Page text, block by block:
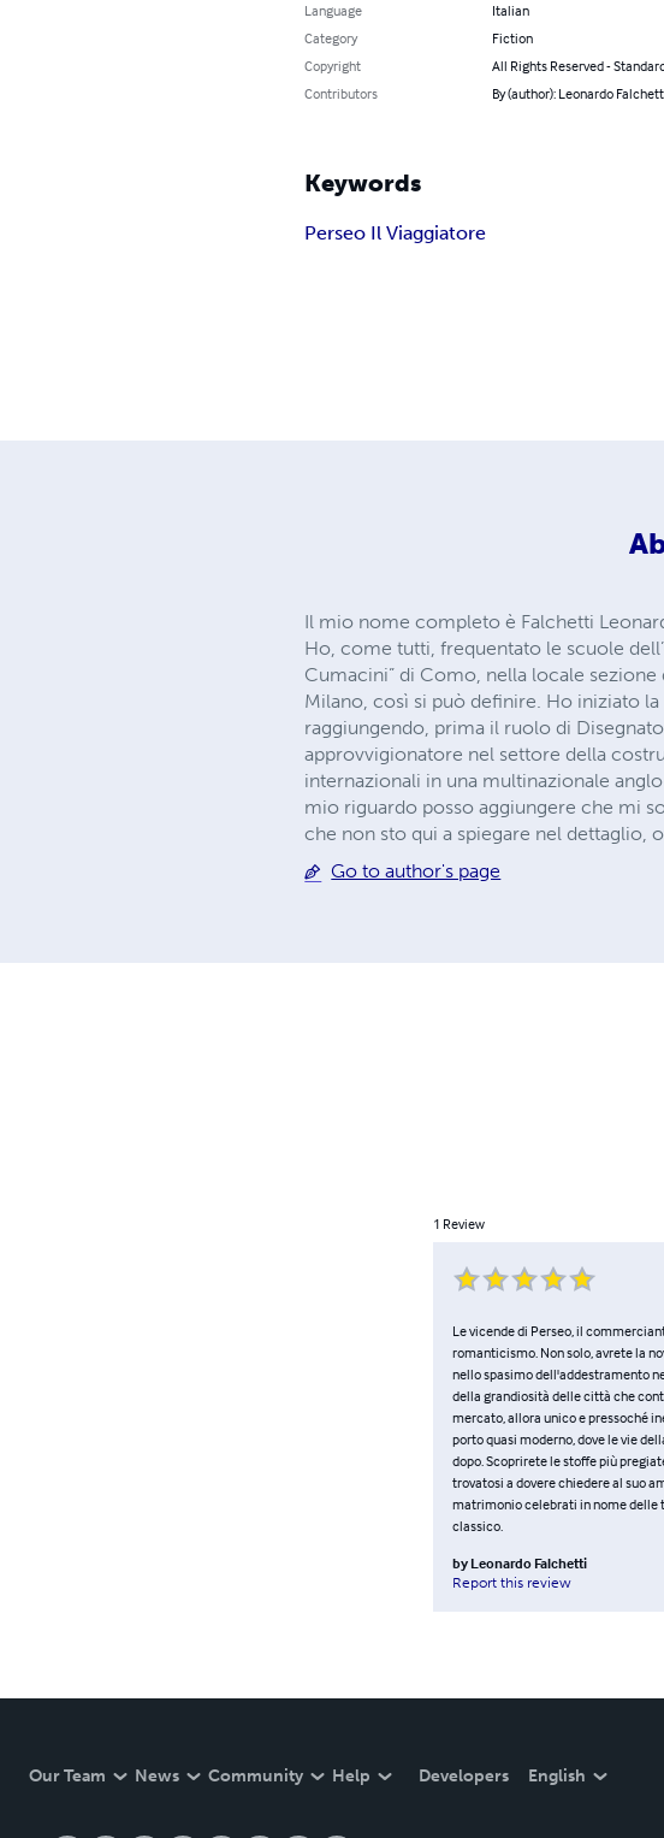
Language
Italian
Category
Fiction
Copyright
All Rights Reserved -
Contributors
By (author): Leonardo
Keywords
Perseo Il Viaggiatore
Il mio nome completo è Falchetti
Ho, come tutti, frequentato le scuole
Cumacini” di Como, nella locale
Milano, così si può definire. Ho iniziato
raggiungendo, prima il ruolo di
approvvigionatore nel settore della
internazionali in una multinazionale
mio riguardo posso aggiungere che mi
che non sto qui a spiegare nel dettaglio,
Go to author's page
1 Review
Le vicende di Perseo, il
romanticismo. Non solo, avrete la
nello spasimo dell'addestramento
della grandiosità delle città che
mercato, allora unico e pressoché
porto quasi moderno, dove le vie
dopo. Scoprirete le stoffe più
trovatosi a dovere chiedere al suo
matrimonio celebrati in nome delle
classico.
by Leonardo Falchetti
Report this review
Our Team News Community Help Developers English